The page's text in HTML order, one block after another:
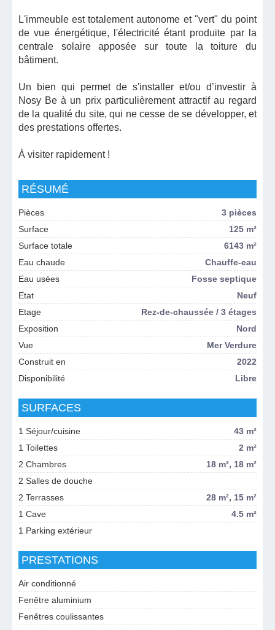
L'immeuble est totalement autonome et "vert" du point
de vue énergétique, l'électricité étant produite par la
centrale solaire apposée sur toute la toiture du
bâtiment.
Un bien qui permet de s'installer et/ou d’investir à
Nosy Be à un prix particulièrement attractif au regard
de la qualité du site, qui ne cesse de se développer, et
des prestations offertes.
À visiter rapidement !
RÉSUMÉ
Pièces
3 pièces
Surface
125 m²
Surface totale
6143 m²
Eau chaude
Chauffe-eau
Eau usées
Fosse septique
Etat
Neuf
Etage
Rez-de-chaussée / 3 étages
Exposition
Nord
Vue
Mer Verdure
Construit en
2022
Disponibilité
Libre
SURFACES
1 Séjour/cuisine
43 m²
1 Toilettes
2 m²
2 Chambres
18 m², 18 m²
2 Salles de douche
2 Terrasses
28 m², 15 m²
1 Cave
4.5 m²
1 Parking extérieur
PRESTATIONS
Air conditionné
Fenêtre aluminium
Fenêtres coulissantes